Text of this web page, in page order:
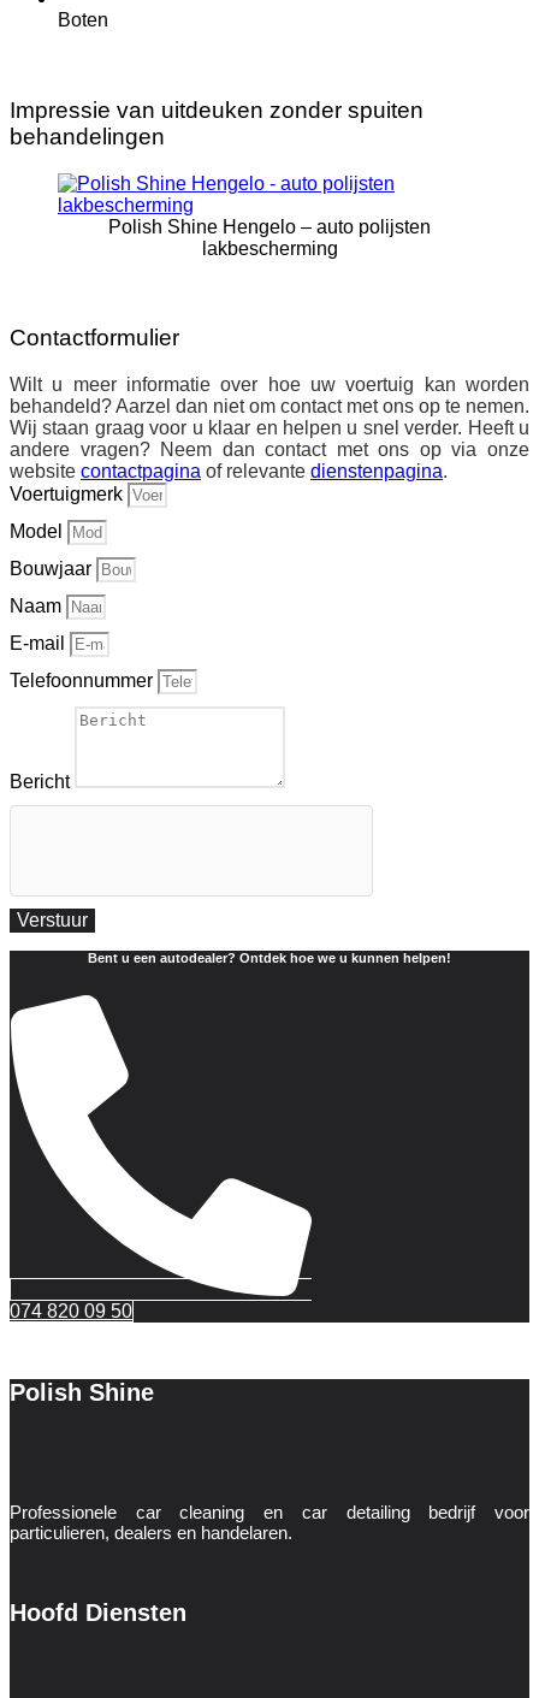
Boten
Impressie van uitdeuken zonder spuiten
behandelingen
Polish Shine Hengelo – auto polijsten
lakbescherming
Contactformulier
Wilt u meer informatie over hoe uw voertuig kan worden
behandeld? Aarzel dan niet om contact met ons op te nemen.
Wij staan graag voor u klaar en helpen u snel verder. Heeft u
andere vragen? Neem dan contact met ons op via onze
website contactpagina of relevante dienstenpagina.
Voertuigmerk
Model
Bouwjaar
Naam
E-mail
Telefoonnummer
Bericht
Verstuur
Bent u een autodealer? Ontdek hoe we u kunnen helpen!
074 820 09 50
Polish Shine
Professionele car cleaning en car detailing bedrijf voor
particulieren, dealers en handelaren.
Hoofd Diensten